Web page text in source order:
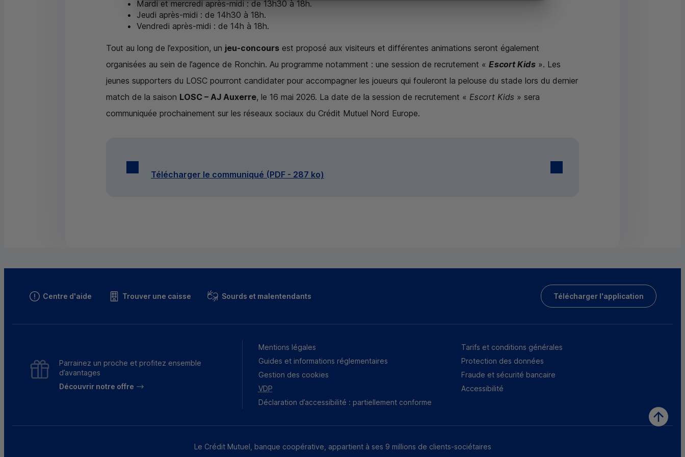
Mardi et mercredi après-midi : de 13h30 à 18h.
Jeudi après-midi : de 14h30 à 18h.
Vendredi après-midi : de 14h à 18h.
Tout au long de l’exposition, un jeu-concours est proposé aux visiteurs et différentes animations seront également
organisées au sein de l’agence de Ronchin. Au programme notamment : une session de recrutement « Escort Kids ». Les
jeunes supporters du LOSC pourront candidater pour accompagner les joueurs qui fouleront la pelouse du stade lors du dernier
match de la saison LOSC – AJ Auxerre, le 16 mai 2026. La date de la session de recrutement « Escort Kids » sera
communiquée prochainement sur les réseaux sociaux du Crédit Mutuel Nord Europe.
Télécharger le communiqué (PDF - 287 ko)
Centre d'aide Trouver une caisse Sourds et malentendants Télécharger l'application
Parrainez un proche et profitez ensemble
d’avantages
Découvrir notre offre
Mentions légales
Tarifs et conditions générales
Guides et informations réglementaires
Protection des données
Gestion des cookies
Fraude et sécurité bancaire
VDP
Accessibilité
Déclaration d’accessibilité : partiellement conforme
Le Crédit Mutuel, banque coopérative, appartient à ses 9 millions de clients-sociétaires